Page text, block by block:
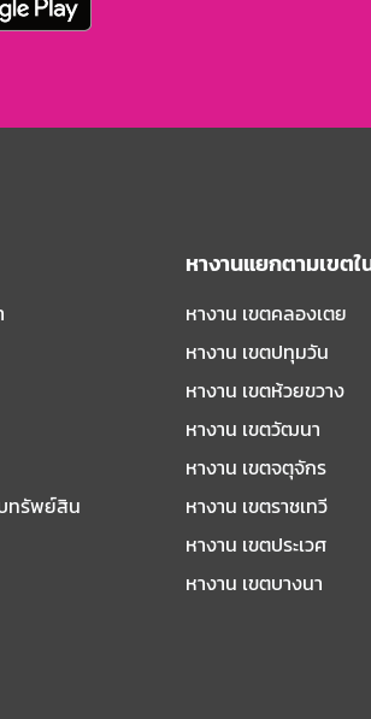
ทรัพย์สิน
หางานแยกตามเขต
หางาน เขตคลองเตย
หางาน เขตปทุมวัน
หางาน เขตห้วยขวาง
หางาน เขตวัฒนา
หางาน เขตจตุจักร
หางาน เขตราชเทวี
หางาน เขตประเวศ
หางาน เขตบางนา